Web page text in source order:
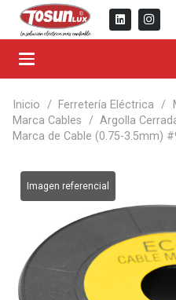
Inicio / Ferretería Eléctrica /
Marca Cables / Argolla
Marca de Cable (0.75-3.5mm)